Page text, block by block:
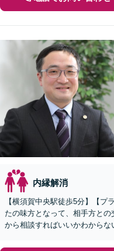
内縁解消
【横須賀中央駅徒歩5分】【プ
たの味方となって、相手方と
から相談すればいいかわから